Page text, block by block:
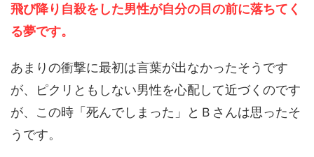
飛び降り自殺をした男性が自分の目の前に落ちてく
る夢です。
あまりの衝撃に最初は言葉が出なかったそうです
が、ピクリともしない男性を心配して近づくのです
が、この時「死んでしまった」とＢさんは思ったそ
うです。